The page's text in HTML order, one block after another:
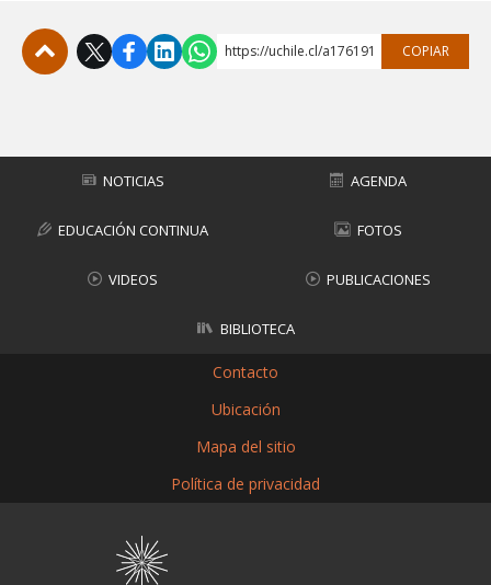
https://uchile.cl/a176191 COPIAR
NOTICIAS AGENDA
EDUCACIÓN CONTINUA FOTOS
VIDEOS PUBLICACIONES
BIBLIOTECA
Contacto
Ubicación
Mapa del sitio
Política de privacidad